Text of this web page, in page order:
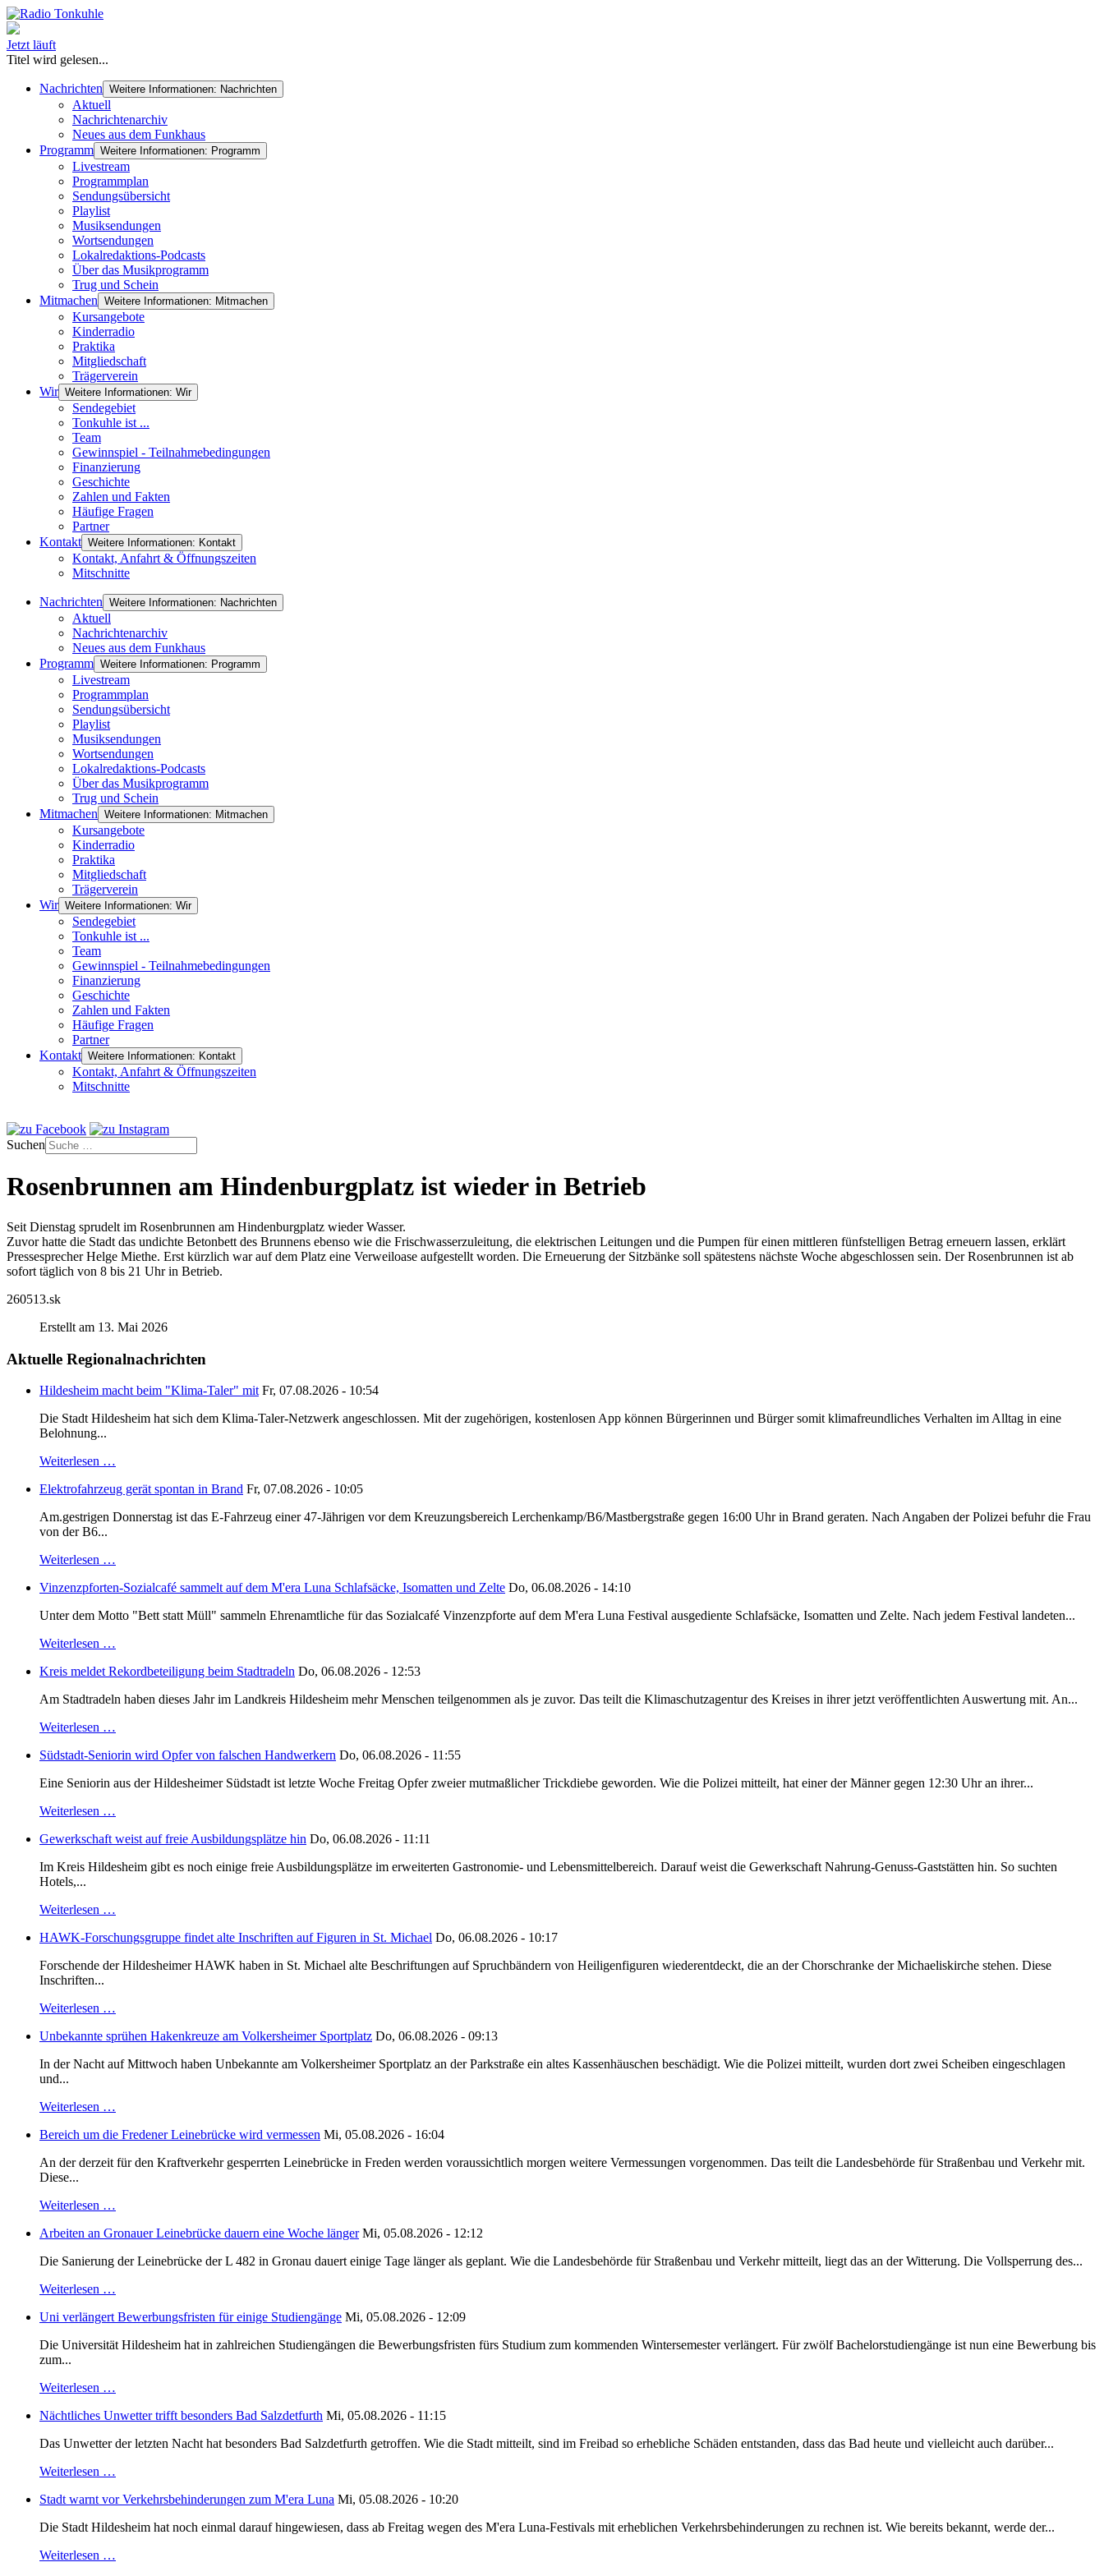
Jetzt läuft
Titel wird gelesen...
Nachrichten Weitere Informationen: Nachrichten
Aktuell
Nachrichtenarchiv
Neues aus dem Funkhaus
Programm Weitere Informationen: Programm
Livestream
Programmplan
Sendungsübersicht
Playlist
Musiksendungen
Wortsendungen
Lokalredaktions-Podcasts
Über das Musikprogramm
Trug und Schein
Mitmachen Weitere Informationen: Mitmachen
Kursangebote
Kinderradio
Praktika
Mitgliedschaft
Trägerverein
Wir Weitere Informationen: Wir
Sendegebiet
Tonkuhle ist ...
Team
Gewinnspiel - Teilnahmebedingungen
Finanzierung
Geschichte
Zahlen und Fakten
Häufige Fragen
Partner
Kontakt Weitere Informationen: Kontakt
Kontakt, Anfahrt & Öffnungszeiten
Mitschnitte
Nachrichten Weitere Informationen: Nachrichten
Aktuell
Nachrichtenarchiv
Neues aus dem Funkhaus
Programm Weitere Informationen: Programm
Livestream
Programmplan
Sendungsübersicht
Playlist
Musiksendungen
Wortsendungen
Lokalredaktions-Podcasts
Über das Musikprogramm
Trug und Schein
Mitmachen Weitere Informationen: Mitmachen
Kursangebote
Kinderradio
Praktika
Mitgliedschaft
Trägerverein
Wir Weitere Informationen: Wir
Sendegebiet
Tonkuhle ist ...
Team
Gewinnspiel - Teilnahmebedingungen
Finanzierung
Geschichte
Zahlen und Fakten
Häufige Fragen
Partner
Kontakt Weitere Informationen: Kontakt
Kontakt, Anfahrt & Öffnungszeiten
Mitschnitte
Suchen
Rosenbrunnen am Hindenburgplatz ist wieder in Betrieb
Seit Dienstag sprudelt im Rosenbrunnen am Hindenburgplatz wieder Wasser.
Zuvor hatte die Stadt das undichte Betonbett des Brunnens ebenso wie die Frischwasserzuleitung, die elektrischen Leitungen und die Pumpen für einen mittleren fünfstelligen Betrag erneuern lassen, erklärt
Pressesprecher Helge Miethe. Erst kürzlich war auf dem Platz eine Verweiloase aufgestellt worden. Die Erneuerung der Sitzbänke soll spätestens nächste Woche abgeschlossen sein. Der Rosenbrunnen ist ab
sofort täglich von 8 bis 21 Uhr in Betrieb.
260513.sk
Erstellt am 13. Mai 2026
Aktuelle Regionalnachrichten
Hildesheim macht beim "Klima-Taler" mit Fr, 07.08.2026 - 10:54
Die Stadt Hildesheim hat sich dem Klima-Taler-Netzwerk angeschlossen. Mit der zugehörigen, kostenlosen App können Bürgerinnen und Bürger somit klimafreundliches Verhalten im Alltag in eine
Belohnung...
Weiterlesen …
Elektrofahrzeug gerät spontan in Brand Fr, 07.08.2026 - 10:05
Am.gestrigen Donnerstag ist das E-Fahrzeug einer 47-Jährigen vor dem Kreuzungsbereich Lerchenkamp/B6/Mastbergstraße gegen 16:00 Uhr in Brand geraten. Nach Angaben der Polizei befuhr die Frau
von der B6...
Weiterlesen …
Vinzenzpforten-Sozialcafé sammelt auf dem M'era Luna Schlafsäcke, Isomatten und Zelte Do, 06.08.2026 - 14:10
Unter dem Motto "Bett statt Müll" sammeln Ehrenamtliche für das Sozialcafé Vinzenzpforte auf dem M'era Luna Festival ausgediente Schlafsäcke, Isomatten und Zelte. Nach jedem Festival landeten...
Weiterlesen …
Kreis meldet Rekordbeteiligung beim Stadtradeln Do, 06.08.2026 - 12:53
Am Stadtradeln haben dieses Jahr im Landkreis Hildesheim mehr Menschen teilgenommen als je zuvor. Das teilt die Klimaschutzagentur des Kreises in ihrer jetzt veröffentlichten Auswertung mit. An...
Weiterlesen …
Südstadt-Seniorin wird Opfer von falschen Handwerkern Do, 06.08.2026 - 11:55
Eine Seniorin aus der Hildesheimer Südstadt ist letzte Woche Freitag Opfer zweier mutmaßlicher Trickdiebe geworden. Wie die Polizei mitteilt, hat einer der Männer gegen 12:30 Uhr an ihrer...
Weiterlesen …
Gewerkschaft weist auf freie Ausbildungsplätze hin Do, 06.08.2026 - 11:11
Im Kreis Hildesheim gibt es noch einige freie Ausbildungsplätze im erweiterten Gastronomie- und Lebensmittelbereich. Darauf weist die Gewerkschaft Nahrung-Genuss-Gaststätten hin. So suchten
Hotels,...
Weiterlesen …
HAWK-Forschungsgruppe findet alte Inschriften auf Figuren in St. Michael Do, 06.08.2026 - 10:17
Forschende der Hildesheimer HAWK haben in St. Michael alte Beschriftungen auf Spruchbändern von Heiligenfiguren wiederentdeckt, die an der Chorschranke der Michaeliskirche stehen. Diese
Inschriften...
Weiterlesen …
Unbekannte sprühen Hakenkreuze am Volkersheimer Sportplatz Do, 06.08.2026 - 09:13
In der Nacht auf Mittwoch haben Unbekannte am Volkersheimer Sportplatz an der Parkstraße ein altes Kassenhäuschen beschädigt. Wie die Polizei mitteilt, wurden dort zwei Scheiben eingeschlagen
und...
Weiterlesen …
Bereich um die Fredener Leinebrücke wird vermessen Mi, 05.08.2026 - 16:04
An der derzeit für den Kraftverkehr gesperrten Leinebrücke in Freden werden voraussichtlich morgen weitere Vermessungen vorgenommen. Das teilt die Landesbehörde für Straßenbau und Verkehr mit.
Diese...
Weiterlesen …
Arbeiten an Gronauer Leinebrücke dauern eine Woche länger Mi, 05.08.2026 - 12:12
Die Sanierung der Leinebrücke der L 482 in Gronau dauert einige Tage länger als geplant. Wie die Landesbehörde für Straßenbau und Verkehr mitteilt, liegt das an der Witterung. Die Vollsperrung des...
Weiterlesen …
Uni verlängert Bewerbungsfristen für einige Studiengänge Mi, 05.08.2026 - 12:09
Die Universität Hildesheim hat in zahlreichen Studiengängen die Bewerbungsfristen fürs Studium zum kommenden Wintersemester verlängert. Für zwölf Bachelorstudiengänge ist nun eine Bewerbung bis
zum...
Weiterlesen …
Nächtliches Unwetter trifft besonders Bad Salzdetfurth Mi, 05.08.2026 - 11:15
Das Unwetter der letzten Nacht hat besonders Bad Salzdetfurth getroffen. Wie die Stadt mitteilt, sind im Freibad so erhebliche Schäden entstanden, dass das Bad heute und vielleicht auch darüber...
Weiterlesen …
Stadt warnt vor Verkehrsbehinderungen zum M'era Luna Mi, 05.08.2026 - 10:20
Die Stadt Hildesheim hat noch einmal darauf hingewiesen, dass ab Freitag wegen des M'era Luna-Festivals mit erheblichen Verkehrsbehinderungen zu rechnen ist. Wie bereits bekannt, werde der...
Weiterlesen …